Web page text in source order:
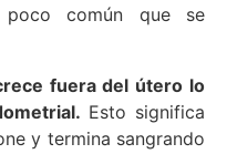
común que se
fuera del útero lo
Esto significa
y termina sangrando